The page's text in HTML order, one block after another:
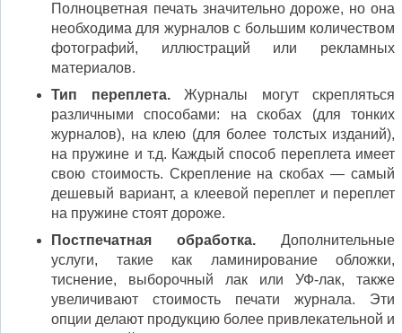
Полноцветная печать значительно дороже, но она
необходима для журналов с большим количеством
фотографий, иллюстраций или рекламных
материалов.
Тип переплета.Журналы могут скрепляться
различными способами: на скобах (для тонких
журналов), на клею (для более толстых изданий),
на пружине и т.д. Каждый способ переплета имеет
свою стоимость. Скрепление на скобах — самый
дешевый вариант, а клеевой переплет и переплет
на пружине стоят дороже.
Постпечатная обработка. Дополнительные
услуги, такие как ламинирование обложки,
тиснение, выборочный лак или УФ-лак, также
увеличивают стоимость печати журнала. Эти
опции делают продукцию более привлекательной и